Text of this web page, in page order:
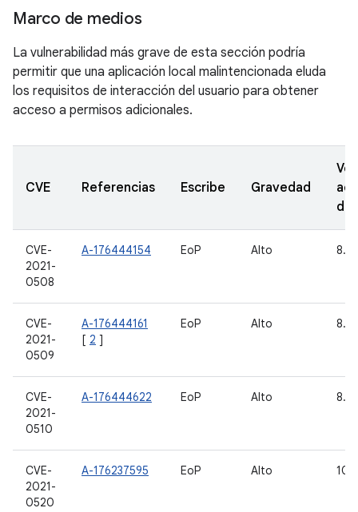
Marco de medios
La vulnerabilidad más grave de esta sección podría
permitir que una aplicación local malintencionada eluda
los requisitos de interacción del usuario para obtener
acceso a permisos adicionales.
CVE Referencias Escribe Gravedad
de
CVE-
2021-
0508
A-176444154 EoP Alto 8.1,
CVE-
2021-
0509
A-176444161
[ 2 ]
EoP Alto 8.1,
CVE-
2021-
0510
A-176444622 EoP Alto 8.1,
CVE-
2021-
0520
A-176237595 EoP Alto 10,